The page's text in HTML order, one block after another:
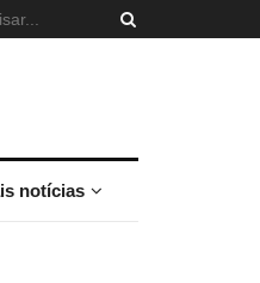
notícias